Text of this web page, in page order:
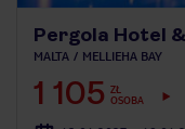
Pergola Hotel
MALTA MELLIEHA BAY
1 105 ZŁ
OSOBA